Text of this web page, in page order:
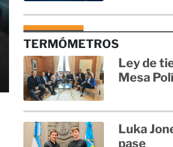
TERMÓMETROS
Ley de
Mesa
Luka
pase